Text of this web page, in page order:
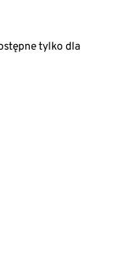
tylko dla